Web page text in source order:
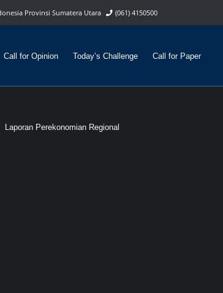
Provinsi Sumatera Utara (061) 4150500
Call for Opinion Today’s Challenge Call for Paper
Laporan Perekonomian Regional